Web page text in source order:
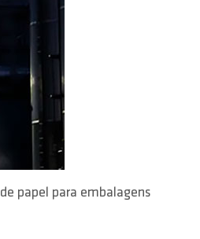
papel para embalagens